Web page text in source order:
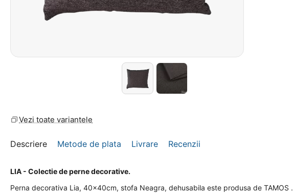
Vezi toate variantele
Descriere Metode de plata Livrare Recenzii
LIA - Colectie de perne decorative.
Perna decorativa Lia, 40x40cm, stofa Neagra, dehusabila este produsa de TAMOS .